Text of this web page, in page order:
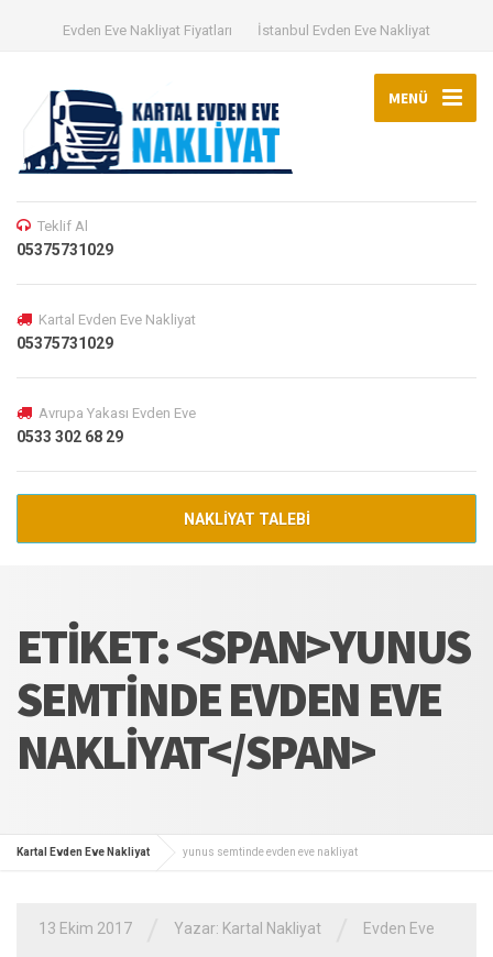
Evden Eve Nakliyat Fiyatları İstanbul Evden Eve Nakliyat
MENÜ
Teklif Al
05375731029
Kartal Evden Eve Nakliyat
05375731029
Avrupa Yakası Evden Eve
0533 302 68 29
NAKLİYAT TALEBİ
ETIKET: <SPAN>YUNUS
SEMTINDE EVDEN EVE
NAKLIYAT</SPAN>
Kartal Evden Eve Nakliyat yunus semtinde evden eve nakliyat
13 Ekim 2017 Yazar: Kartal Nakliyat Evden Eve